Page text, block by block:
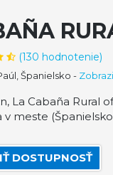
(130 hodnotenie)
Španielsko -
La Cabaña
v meste
DOSTUPNOSŤ